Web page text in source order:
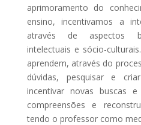
aprimoramento do
ensino, incentivamos a
através de aspectos
intelectuais e sócio-
aprendem, através do
dúvidas, pesquisar e
incentivar novas buscas
compreensões e
tendo o professor como